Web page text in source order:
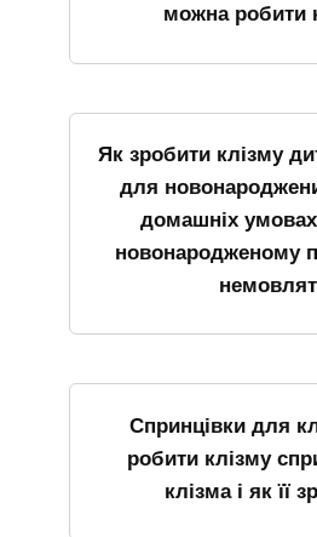
можна робити
Як зробити клізму
для
домашніх
новонародженому
Спринцівки для
робити клізму
клізма і як її